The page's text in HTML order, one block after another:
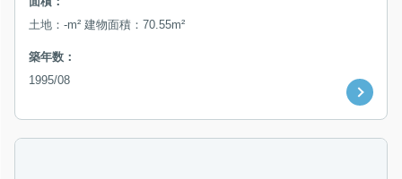
土地：-m² 建物面積：70.55m²
築年数：
1995/08